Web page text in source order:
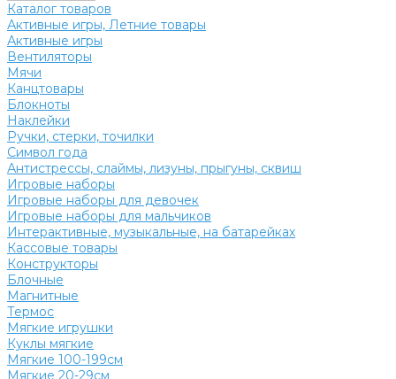
Каталог товаров
Активные игры, Летние товары
Активные игры
Вентиляторы
Мячи
Канцтовары
Блокноты
Наклейки
Ручки, стерки, точилки
Символ года
Антистрессы, слаймы, лизуны, прыгуны, сквиш
Игровые наборы
Игровые наборы для девочек
Игровые наборы для мальчиков
Интерактивные, музыкальные, на батарейках
Кассовые товары
Конструкторы
Блочные
Магнитные
Термос
Мягкие игрушки
Куклы мягкие
Мягкие 100-199см
Мягкие 20-29см